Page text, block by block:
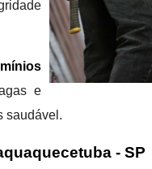
e
saudável.
- SP